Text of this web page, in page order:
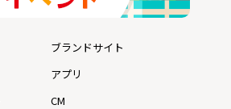
ブランドサイト
アプリ
CM